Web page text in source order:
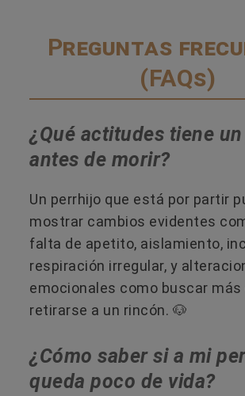
Preguntas
(FAQs)
¿Qué actitudes tiene
antes de morir?
Un perrhijo que está por partir
mostrar cambios evidentes
falta de apetito, aislamiento,
respiración irregular, y
emocionales como buscar
retirarse a un rincón. 🐶
¿Cómo saber si a mi
queda poco de vida?